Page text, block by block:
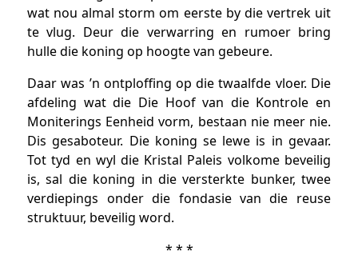
wat nou almal storm om eerste by die vertrek uit
te vlug. Deur die verwarring en rumoer bring
hulle die koning op hoogte van gebeure.
Daar was ’n ontploffing op die twaalfde vloer. Die
afdeling wat die Die Hoof van die Kontrole en
Moniterings Eenheid vorm, bestaan nie meer nie.
Dis gesaboteur. Die koning se lewe is in gevaar.
Tot tyd en wyl die Kristal Paleis volkome beveilig
is, sal die koning in die versterkte bunker, twee
verdiepings onder die fondasie van die reuse
struktuur, beveilig word.
* * *